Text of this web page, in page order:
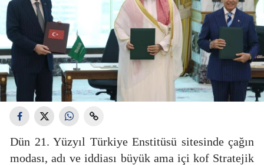
Dün 21. Yüzyıl Türkiye Enstitüsü sitesinde çağın
modası, adı ve iddiası büyük ama içi kof Stratejik